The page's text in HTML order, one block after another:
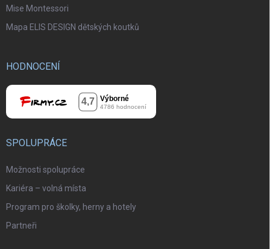
Mise Montessori
Mapa ELIS DESIGN dětských koutků
HODNOCENÍ
SPOLUPRÁCE
Možnosti spolupráce
Kariéra – volná místa
Program pro školky, herny a hotely
Partneři